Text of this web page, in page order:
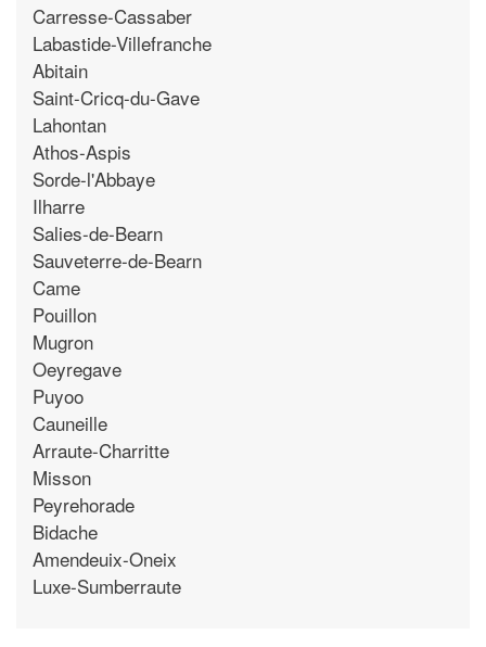
Carresse-Cassaber
Labastide-Villefranche
Abitain
Saint-Cricq-du-Gave
Lahontan
Athos-Aspis
Sorde-l'Abbaye
Ilharre
Salies-de-Bearn
Sauveterre-de-Bearn
Came
Pouillon
Mugron
Oeyregave
Puyoo
Cauneille
Arraute-Charritte
Misson
Peyrehorade
Bidache
Amendeuix-Oneix
Luxe-Sumberraute